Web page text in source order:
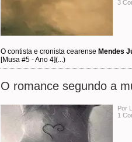
3
O contista e cronista cearense Mendes
[Musa #5 - Ano 4](...)
O romance segundo a
Por
1